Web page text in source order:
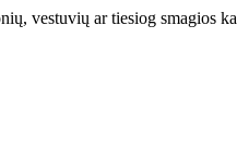
vestuvių ar tiesiog smagios